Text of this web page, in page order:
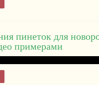
пинеток для
примерами